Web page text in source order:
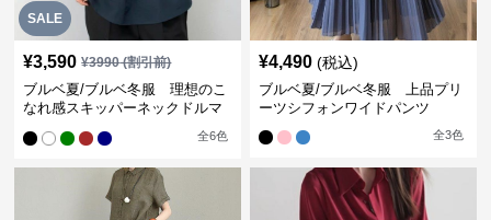
SALE
¥3,590 ¥3990(割引前)
ブルベ夏/ブルベ冬服 理想のこ
なれ感スキッパーネックドルマ
全6色
¥4,490 (税込)
ブルベ夏/ブルベ冬服 上品プリ
ーツシフォンワイドパンツ
全3色